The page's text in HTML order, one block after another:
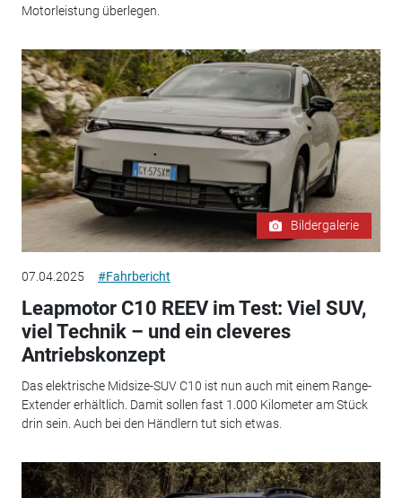
Motorleistung überlegen.
Bildergalerie
07.04.2025 #Fahrbericht
Leapmotor C10 REEV im Test: Viel SUV,
viel Technik – und ein cleveres
Antriebskonzept
Das elektrische Midsize-SUV C10 ist nun auch mit einem Range-
Extender erhältlich. Damit sollen fast 1.000 Kilometer am Stück
drin sein. Auch bei den Händlern tut sich etwas.